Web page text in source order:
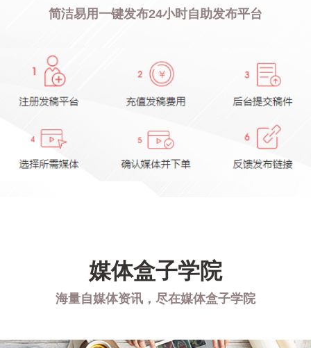
简洁易用一键发布24小时自助发布平台
媒体盒子学院
海量自媒体资讯，尽在媒体盒子学院